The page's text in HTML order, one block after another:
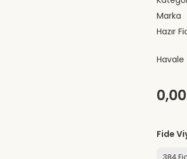
Marka
Hazır
Havale
Fide
384